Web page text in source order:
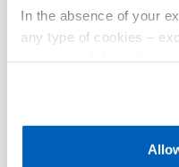
In the absence of your
any type of cookies –
policy.
02
Visualizza
CAD